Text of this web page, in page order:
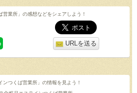
営業所」の感想などをシェアしよう！
URLを送る
つくば営業所」の情報を見よう！